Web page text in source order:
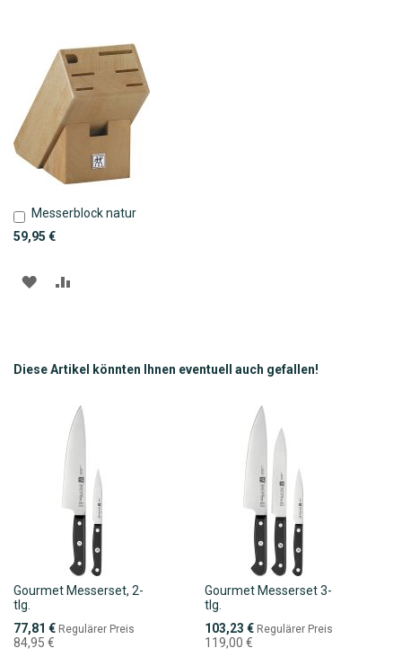
Messerblock natur
59,95 €
In
den
Warenkorb
ZUR
Diese Artikel könnten Ihnen eventuell auch gefallen!
Gourmet Messerset, 2-
tlg.
Sonderpreis
77,81 € Regulärer Preis
84,95 €
Gourmet Messerset 3-
tlg.
Sonderpreis
103,23 € Regulärer Preis
119,00 €